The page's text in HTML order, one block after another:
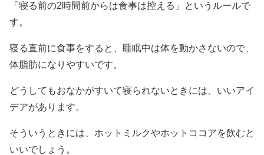
「寝る前の2時間前からは食事は控える」というルールで
す。
寝る直前に食事をすると、睡眠中は体を動かさないので、
体脂肪になりやすいです。
どうしてもおなかがすいて寝られないときには、いいアイ
デアがあります。
そういうときには、ホットミルクやホットココアを飲むと
いいでしょう。